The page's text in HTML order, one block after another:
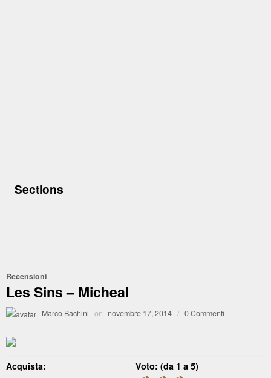
Sections
Recensioni
Les Sins – Micheal
· Marco Bachini on novembre 17, 2014 / 0 Commenti
Acquista: Voto: (da 1 a 5)